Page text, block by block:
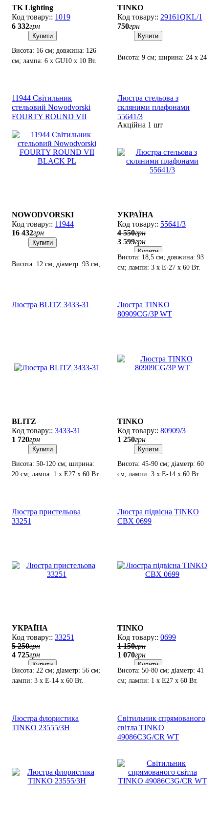
TK Lighting
1019
6 332грн
Купити
Висота: 16 см; довжина: 126
см; лампа: 6 х GU10 х 10 Вт.
TINKO
29161QKL/1
750грн
Купити
Висота: 9 см; ширина: 24 х 24
11944 Світильник
стельовий Nowodvorski
FOURTY ROUND VII
NOWODVORSKI
11944
16 432грн
Купити
Висота: 12 см; діаметр: 93 см;
Люстра стельова з
скляними плафонами
55641/3
Акційна 1 шт
УКРАЇНА
55641/3
4 550грн
3 599грн
Купити
Висота: 18,5 см; довжина: 93
см; лампи: 3 х Е-27 х 60 Вт.
Люстра BLITZ 3433-31
BLITZ
3433-31
1 720грн
Купити
Висота: 50-120 см; ширина:
20 см; лампа: 1 х Е27 х 60 Вт.
Люстра TINKO
80909CG/3P WT
TINKO
80909/3
1 250грн
Купити
Висота: 45-90 см; діаметр: 60
см; лампи: 3 х Е-14 х 60 Вт.
Люстра пристельова
33251
УКРАЇНА
33251
5 250грн
4 725грн
Купити
Висота: 22 см; діаметр: 56 см;
лампи: 3 х Е-14 х 60 Вт.
Люстра підвісна TINKO
CBX 0699
TINKO
0699
1 150грн
1 070грн
Купити
Висота: 50-80 см; діаметр: 41
см; лампи: 1 х Е27 х 60 Вт.
Люстра флористика
TINKO 23555/3H
Світильник спрямованого
світла TINKO
49086C3G/CR WT